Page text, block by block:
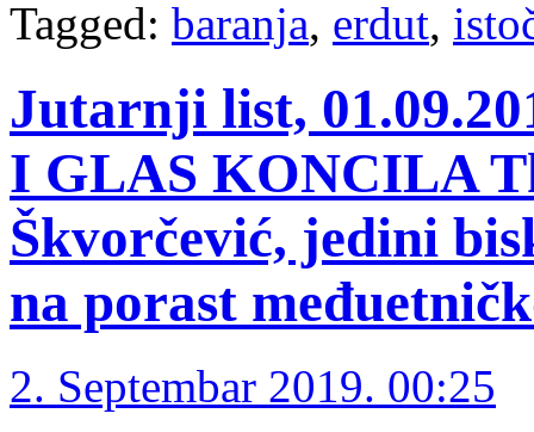
Tagged: baranja, erdut,
Jutarnji list,
I GLAS KONCILA
Škvorčević, jedini
na porast
2. Septembar 2019. 00:25